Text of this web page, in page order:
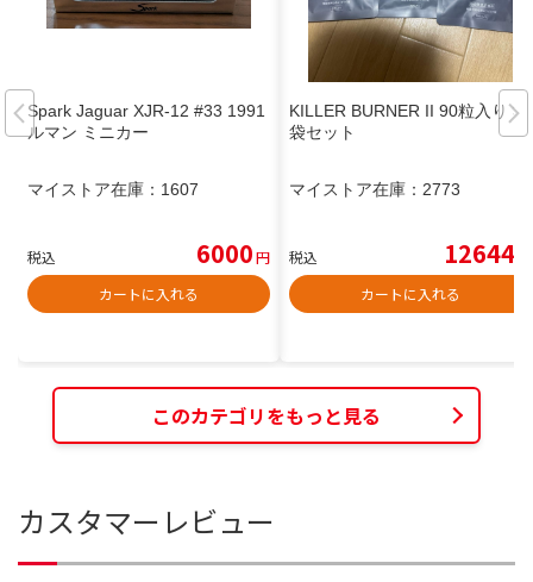
Spark Jaguar XJR-12 #33 1991
ルマン ミニカー
マイストア在庫： 1607
税込 6000円
カートに入れる
KILLER BURNER II 90粒入り 3
袋セット
マイストア在庫： 2773
税込 12644
カートに入れる
このカテゴリをもっと見る
カスタマーレビュー